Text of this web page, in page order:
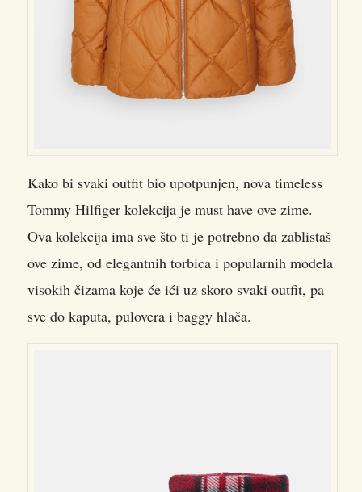
Kako bi svaki outfit bio upotpunjen, nova timeless
Tommy Hilfiger kolekcija je must have ove zime.
Ova kolekcija ima sve što ti je potrebno da zablistaš
ove zime, od elegantnih torbica i popularnih modela
visokih čizama koje će ići uz skoro svaki outfit, pa
sve do kaputa, pulovera i baggy hlača.